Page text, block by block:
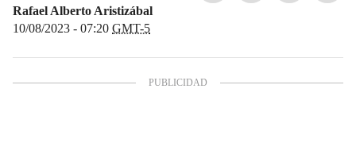
Rafael Alberto Aristizábal
10/08/2023 - 07:20 GMT-5